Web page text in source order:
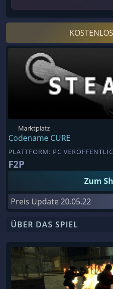
Marktplatz
Codename CURE
PLATTFORM: PC
F2P
Zum
Preis Update 20.05.22
ÜBER DAS SPIEL